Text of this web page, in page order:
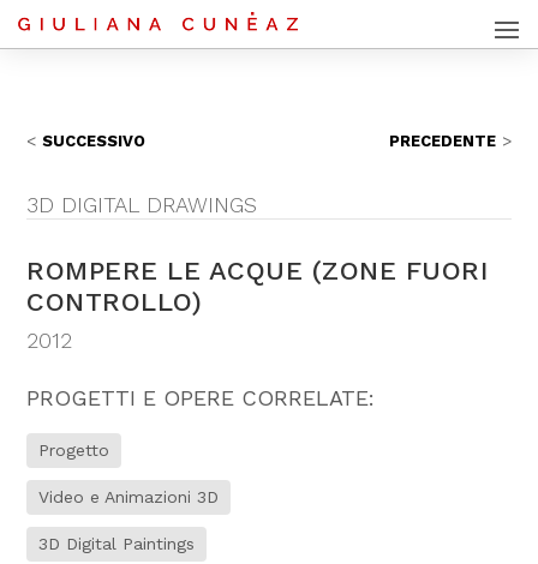
PRECEDENTE
SUCCESSIVO
3D DIGITAL DRAWINGS
ROMPERE LE ACQUE (ZONE FUORI
CONTROLLO)
2012
PROGETTI E OPERE CORRELATE:
Progetto
Video e Animazioni 3D
3D Digital Paintings